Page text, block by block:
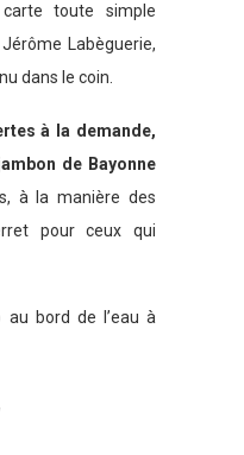
toute simple
Labèguerie,
dans le coin.
à la demande,
de Bayonne
à la manière des
pour ceux qui
au bord de l’eau à